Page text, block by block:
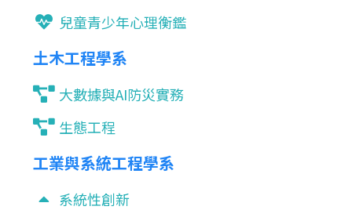
兒童青少年心理衡鑑
土木工程學系
大數據與AI防災實務
生態工程
工業與系統工程學系
系統性創新